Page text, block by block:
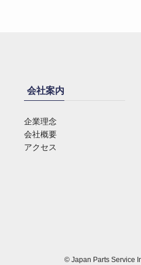
会社案内
企業理念
会社概要
アクセス
© Japan Parts Service